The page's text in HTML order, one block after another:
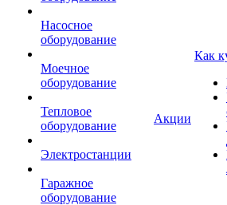
Насосное
оборудование
Моечное
оборудование
Тепловое
оборудование
Электростанции
Гаражное
оборудование
Акции
Как